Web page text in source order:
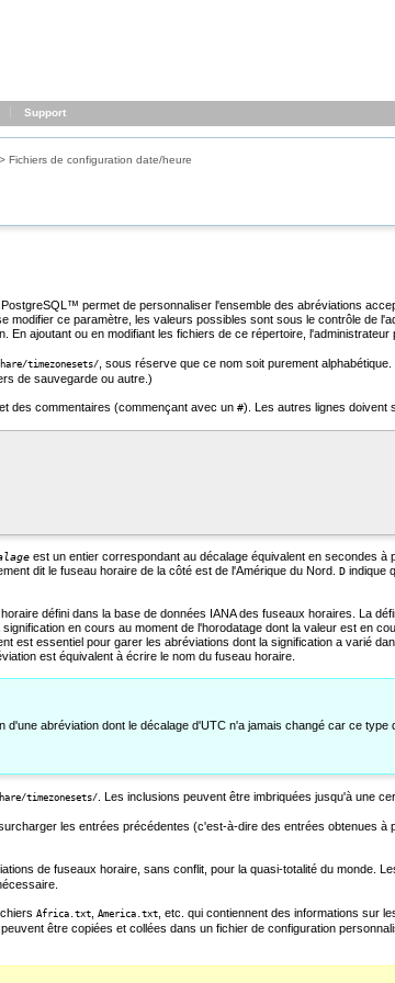
Support
> Fichiers de configuration date/heure
PostgreSQL ™ permet de personnaliser l'ensemble des abréviations
modifier ce paramètre, les valeurs possibles sont sous le contrôle de
En ajoutant ou en modifiant les fichiers de ce répertoire,
timezonesets/ , sous réserve que ce nom soit purement
de sauvegarde ou autre.)
des commentaires (commençant avec un #). Les autres lignes doivent
est un entier correspondant au décalage équivalent en secondes
dit le fuseau horaire de la côté est de l'Amérique du Nord. D indique
défini dans la base de données IANA des fuseaux horaires. La
en cours au moment de l'horodatage dont la valeur est en
est essentiel pour garer les abréviations dont la signification a varié
est équivalent à écrire le nom du fuseau horaire.
d'une abréviation dont le décalage d'UTC n'a jamais changé car ce
timezonesets/ . Les inclusions peuvent être imbriquées jusqu'à une
les entrées précédentes (c'est-à-dire des entrées obtenues
de fuseaux horaire, sans conflit, pour la quasi-totalité du monde.
Africa.txt America.txt , etc. qui contiennent des informations sur
être copiées et collées dans un fichier de configuration